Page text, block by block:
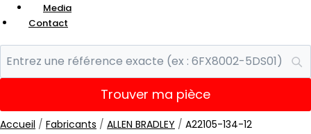
Media
Contact
Trouver ma pièce
Accueil / Fabricants / ALLEN BRADLEY / A22105-134-12